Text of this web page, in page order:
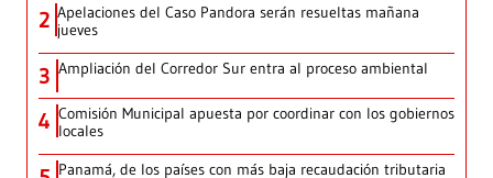
2 Apelaciones del Caso Pandora serán resueltas mañana
jueves
3 Ampliación del Corredor Sur entra al proceso ambiental
4 Comisión Municipal apuesta por coordinar con los gobiernos
locales
Panamá, de los países con más baja recaudación tributaria